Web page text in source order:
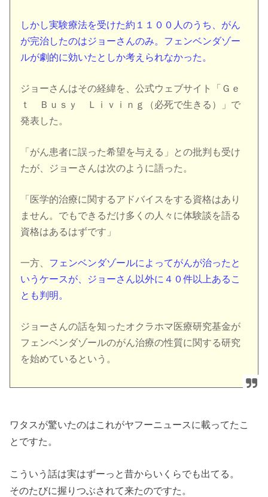
しかし実験療法を受けた約１１００人のうち、がん
が完治したのはジョーさんのみ。フェンベンダゾー
ルが劇的に効いたとしか考えられなかった。
ジョーさんはその経緯を、公式ウェブサイト「 Ｇｅ
ｔ Ｂｕｓｙ Ｌｉｖｉｎｇ（必死で生きる）
」で
発表した。
「がん患者に誤った希望を与える」との批判も受け
たが、ジョーさんは次のように語った。
「医学的治療に関するアドバイスをする資格はあり
ません。でもできるだけ多くの人々に体験談を語る
資格はあるはずです」
一方、 フェンベンダゾールによってがんが治ったと
いうケースが、ジョーさん以外に４０件以上あるこ
とも判明。
ジョーさんの話を知ったオクラホマ医療研究基金が
フェンベンダゾールのがん治療の性質に関する研究
を始めているという。
ワタスが驚いたのはこれがヤフーニュースに載ってたこ
とですた。
こういう話は実はずーっと昔からいくらでも出てる。
そのたびに握りつぶされて来たのですた。